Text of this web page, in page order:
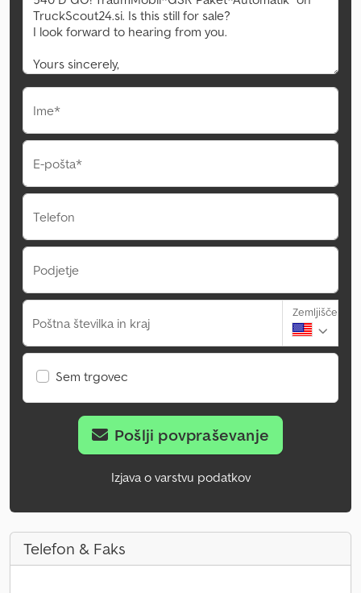
Ime*
E-pošta*
Telefon
Podjetje
Poštna številka in kraj
Zemljišče
Sem trgovec
Pošlji povpraševanje
Izjava o varstvu podatkov
Telefon & Faks